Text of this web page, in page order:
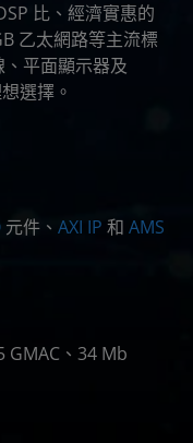
比、經濟實惠的
乙太網路等主流標
平面顯示器及
選擇。
元件、 AXI IP 和 AMS
GMAC、34 Mb